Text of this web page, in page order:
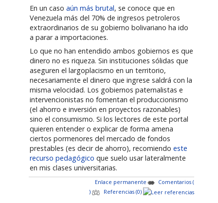
En un casoaún más brutal, se conoce que en
Venezuela más del 70% de ingresos petroleros
extraordinarios de su gobierno bolivariano ha ido
a parar a importaciones.
Lo que no han entendido ambos gobiernos es que
dinero no es riqueza. Sin instituciones sólidas que
aseguren el largoplacismo en un territorio,
necesariamente el dinero que ingrese saldrá con la
misma velocidad. Los gobiernos paternalistas e
intervencionistas no fomentan el produccionismo
(el ahorro e inversión en proyectos razonables)
sino el consumismo. Si los lectores de este portal
quieren entender o explicar de forma amena
ciertos pormenores del mercado de fondos
prestables (es decir de ahorro), recomiendoeste
recurso pedagógico que suelo usar lateralmente
en mis clases universitarias.
Enlace permanente
Comentarios (
)
Referencias (0)